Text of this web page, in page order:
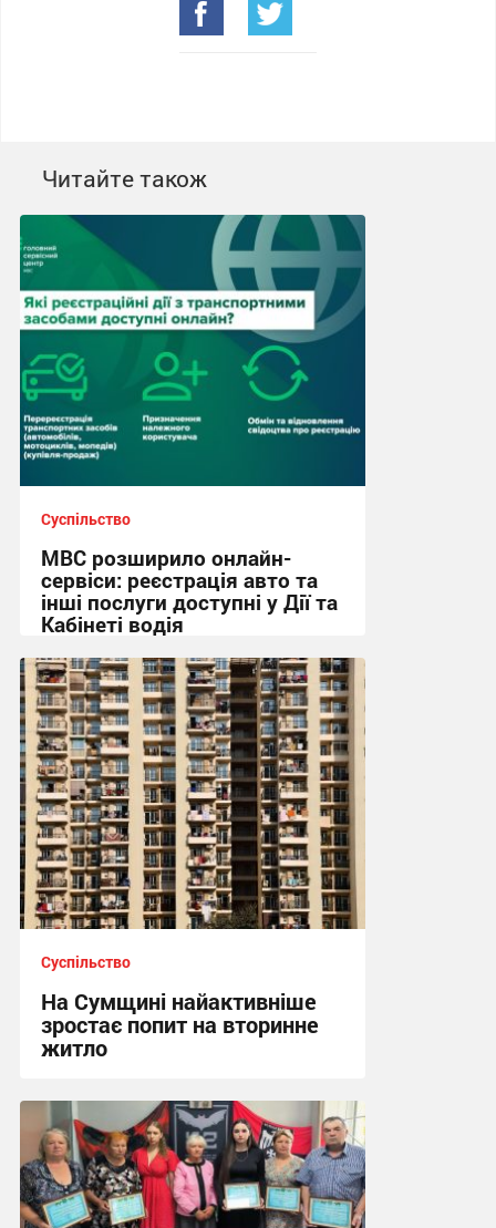
Читайте також
Суспільство
МВС розширило онлайн-
сервіси: реєстрація авто та
інші послуги доступні у Дії та
Кабінеті водія
08:36 сьогодні
Суспільство
На Сумщині найактивніше
зростає попит на вторинне
житло
11:10 вчора